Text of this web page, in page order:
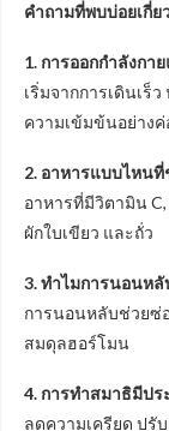
คำถามที่พบบ่อยเกี่
1. การออกกำลังกา
เริ่มจากการเดินเร็
ความเข้มข้นอย่างค่
2. อาหารแบบไหน
อาหารที่มีวิตามิน
ผักใบเขียว และถั่ว
3. ทำไมการนอนห
การนอนหลับช่วยซ่
สมดุลฮอร์โมน
4. การทำสมาธิมีป
ลดความเครียด ปรั